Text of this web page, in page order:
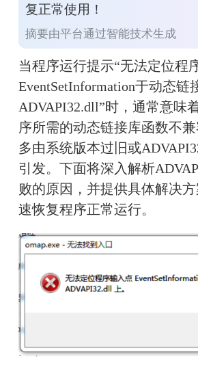
复正常使用！
摘要由平台通过智能技术生成
当程序运行提示“无法定位程
EventSetInformation于动态链
ADVAPI32.dll”时，通常意味
序所需的动态链接库函数不
多由系统版本过旧或
引发。下面将深入解析
败的原因，并提供具体解决
速恢复程序正常运行。